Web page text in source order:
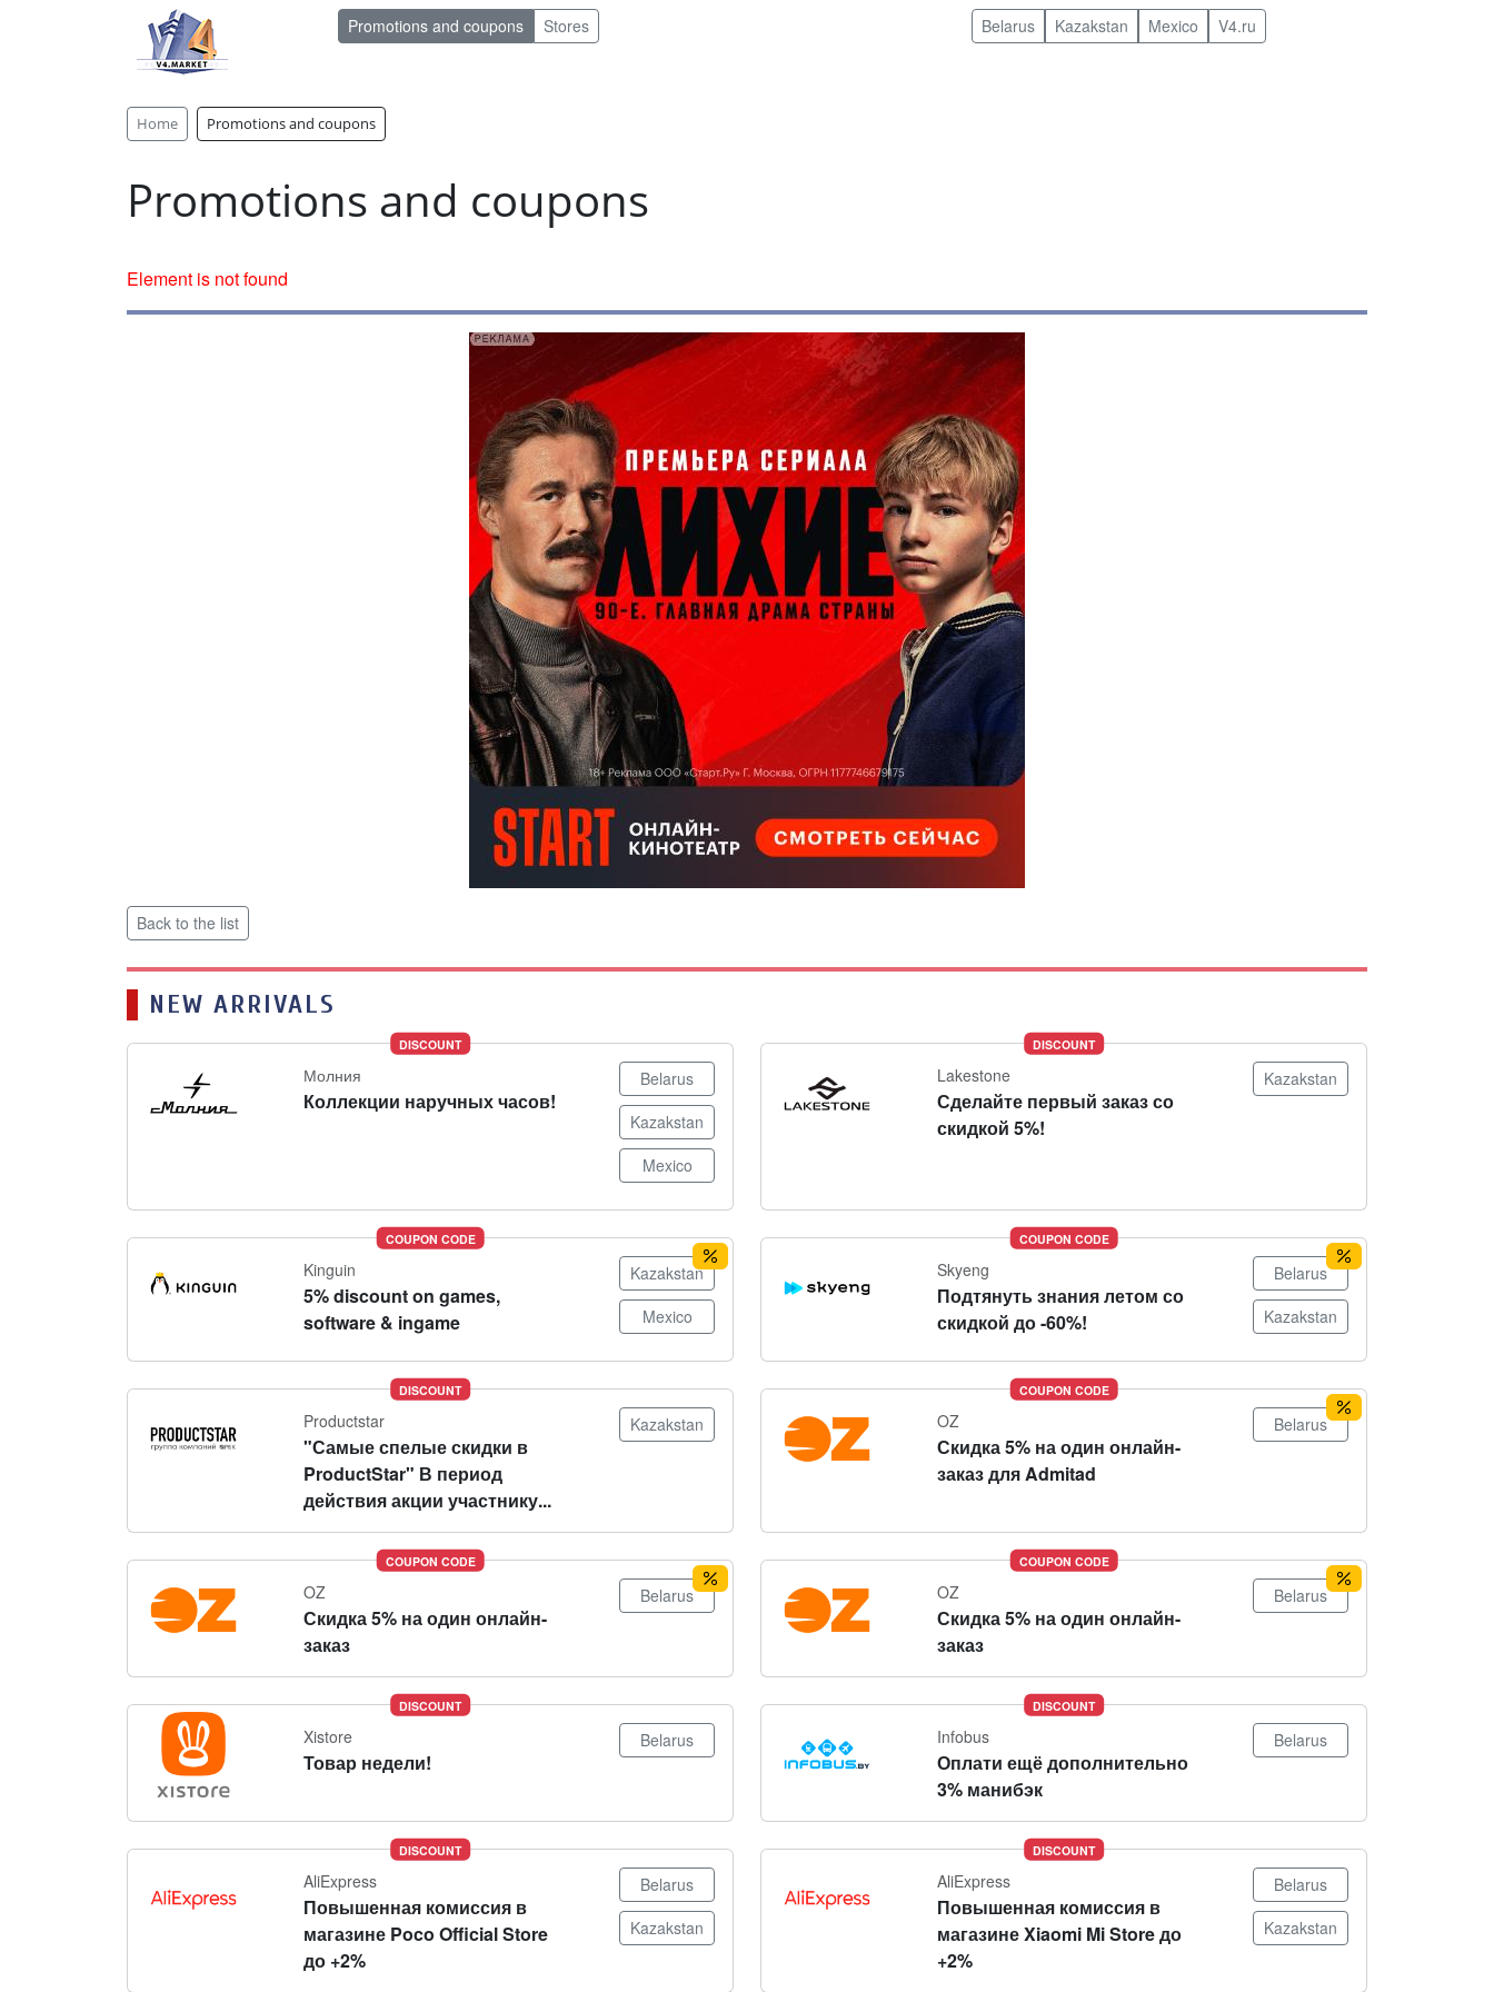
Promotions and coupons Stores Belarus Kazakstan Mexico V4.ru
Home Promotions and coupons
Promotions and coupons
Element is not found
Back to the list
NEW ARRIVALS
DISCOUNT
Молния
Коллекции наручных часов!
Belarus
Kazakstan
Mexico
DISCOUNT
Lakestone
Сделайте первый заказ со
скидкой 5%!
Kazakstan
COUPON CODE
Kinguin
5% discount on games,
software & ingame
Kazakstan
Mexico
COUPON CODE
Skyeng
Подтянуть знания летом со
скидкой до -60%!
Belarus
Kazakstan
DISCOUNT
Productstar
"Самые спелые скидки в
ProductStar" В период
действия акции участнику...
Kazakstan
COUPON CODE
OZ
Скидка 5% на один онлайн-
заказ для Admitad
Belarus
COUPON CODE
OZ
Скидка 5% на один онлайн-
заказ
Belarus
COUPON CODE
OZ
Скидка 5% на один онлайн-
заказ
Belarus
DISCOUNT
Xistore
Товар недели!
Belarus
DISCOUNT
Infobus
Оплати ещё дополнительно
3% манибэк
Belarus
DISCOUNT
AliExpress
Повышенная комиссия в
магазине Poco Official Store
до +2%
Belarus
Kazakstan
DISCOUNT
AliExpress
Повышенная комиссия в
магазине Xiaomi Mi Store до
+2%
Belarus
Kazakstan